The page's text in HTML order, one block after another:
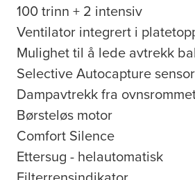
100 trinn + 2 intensiv
Ventilator integrert i
Mulighet til å lede avtrekk
Selective Autocapture
Dampavtrekk fra
Børsteløs motor
Comfort Silence
Ettersug - helautomatisk